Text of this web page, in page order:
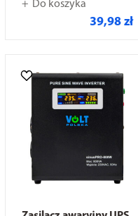
Do koszyka
39,98 zł